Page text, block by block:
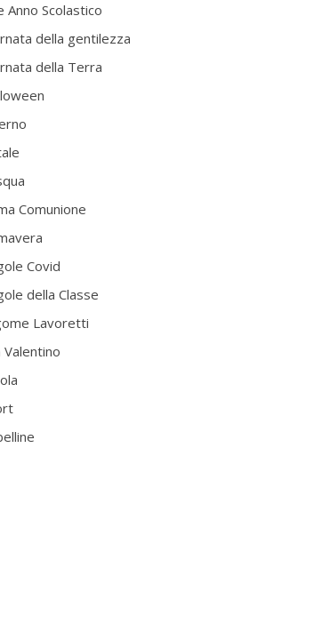
Anno Scolastico
della gentilezza
della Terra
Comunione
Covid
della Classe
Lavoretti
Valentino